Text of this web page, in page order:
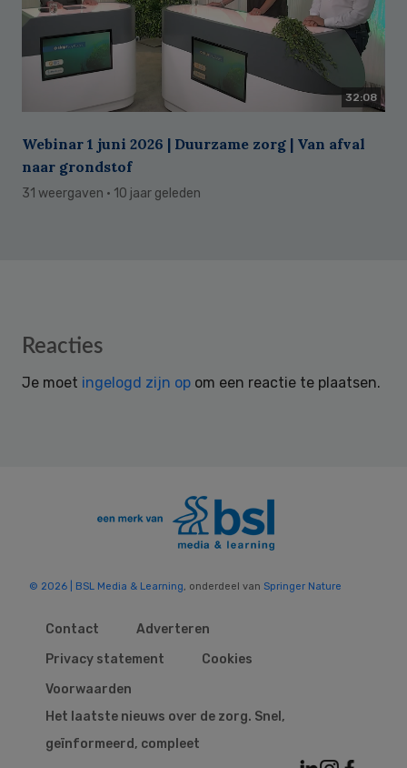
32:08
Webinar 1 juni 2026 | Duurzame zorg | Van afval
naar grondstof
31 weergaven · 10 jaar geleden
Reader
Reacties
Je moet ingelogd zijn op om een reactie te plaatsen.
© 2026 | BSL Media & Learning, onderdeel van Springer Nature
Contact
Adverteren
Privacy statement
Cookies
Voorwaarden
Het laatste nieuws over de zorg. Snel,
geïnformeerd, compleet